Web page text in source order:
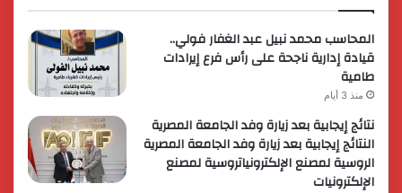
المحاسب محمد نبيل عبد الغفار فولي..
قيادة إدارية ناجحة على رأس فرع إيرادات
طامية
منذ 3 أيام
نتائج إيجابية بعد زيارة وفد الجامعة المصرية
النتائج إيجابية بعد زيارة وفد الجامعة المصرية
الروسية لمصنع الإلكترونياتروسية لمصنع
الإلكترونيات